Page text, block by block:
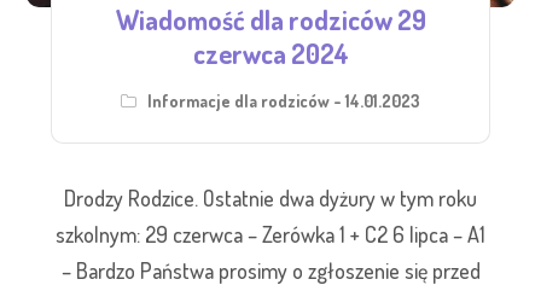
Wiadomość dla rodziców 29
czerwca 2024
Informacje dla rodziców - 14.01.2023
Drodzy Rodzice. Ostatnie dwa dyżury w tym roku
szkolnym: 29 czerwca – Zerówka 1 + C2 6 lipca – A1
– Bardzo Państwa prosimy o zgłoszenie się przed